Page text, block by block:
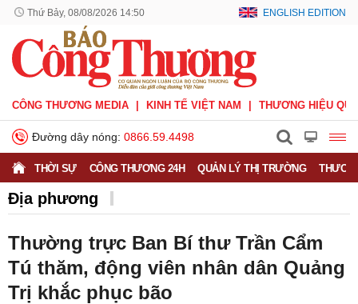
Thứ Bảy, 08/08/2026 14:50 ENGLISH EDITION
CÔNG THƯƠNG MEDIA KINH TẾ VIỆT NAM THƯƠNG HIỆU
Đường dây nóng: 0866.59.4498
THỜI SỰ CÔNG THƯƠNG 24H QUẢN LÝ THỊ TRƯỜNG
Địa phương
Thường trực Ban Bí thư Trần Cẩm
Tú thăm, động viên nhân dân Quảng
Trị khắc phục bão